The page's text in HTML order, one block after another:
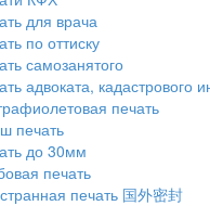
для врача
по оттиску
самозанятого
адвоката, кадастрового
печать
печать
до 30мм
печать
печать 国外密封